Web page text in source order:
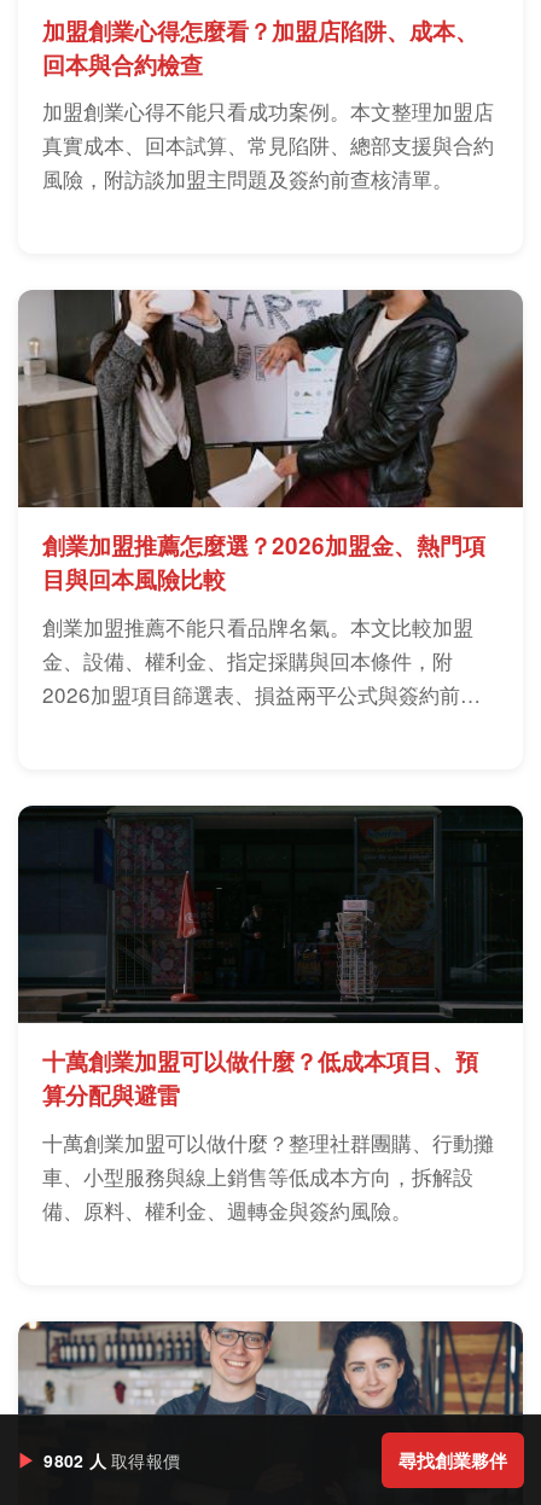
加盟創業心得怎麼看？加盟店陷阱、成本、
回本與合約檢查
加盟創業心得不能只看成功案例。本文整理加盟店
真實成本、回本試算、常見陷阱、總部支援與合約
風險，附訪談加盟主問題及簽約前查核清單。
創業加盟推薦怎麼選？2026加盟金、熱門項
目與回本風險比較
創業加盟推薦不能只看品牌名氣。本文比較加盟
金、設備、權利金、指定採購與回本條件，附
2026加盟項目篩選表、損益兩平公式與簽約前查
十萬創業加盟可以做什麼？低成本項目、預
算分配與避雷
十萬創業加盟可以做什麼？整理社群團購、行動攤
車、小型服務與線上銷售等低成本方向，拆解設
備、原料、權利金、週轉金與簽約風險。
▶ 9802 人 取得報價 尋找創業夥伴